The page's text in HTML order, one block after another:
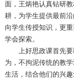
面，王炳艳认真钻研
耕，为学生提供最前
向学生传授知识，更
学会探索。
上好思政课首先
为，不拘泥传统的教
生活，结合他们的兴